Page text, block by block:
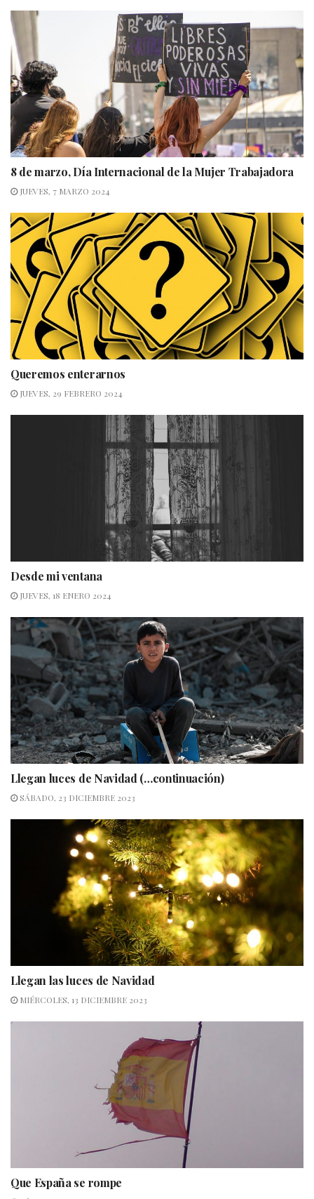
8 de marzo, Día Internacional de la Mujer Trabajadora
JUEVES, 7 MARZO 2024
Queremos enterarnos
JUEVES, 29 FEBRERO 2024
Desde mi ventana
JUEVES, 18 ENERO 2024
Llegan luces de Navidad (…continuación)
SÁBADO, 23 DICIEMBRE 2023
Llegan las luces de Navidad
MIÉRCOLES, 13 DICIEMBRE 2023
Que España se rompe